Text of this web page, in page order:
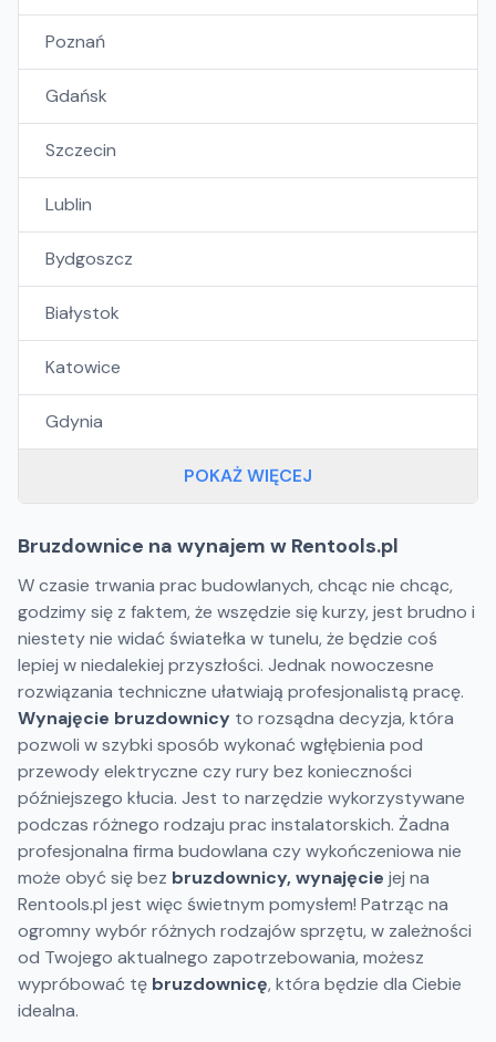
Poznań
Gdańsk
Szczecin
Lublin
Bydgoszcz
Białystok
Katowice
Gdynia
POKAŻ WIĘCEJ
Bruzdownice na wynajem w Rentools.pl
W czasie trwania prac budowlanych, chcąc nie chcąc,
godzimy się z faktem, że wszędzie się kurzy, jest brudno i
niestety nie widać światełka w tunelu, że będzie coś
lepiej w niedalekiej przyszłości. Jednak nowoczesne
rozwiązania techniczne ułatwiają profesjonalistą pracę.
Wynajęcie bruzdownicy to rozsądna decyzja, która
pozwoli w szybki sposób wykonać wgłębienia pod
przewody elektryczne czy rury bez konieczności
późniejszego kłucia. Jest to narzędzie wykorzystywane
podczas różnego rodzaju prac instalatorskich. Żadna
profesjonalna firma budowlana czy wykończeniowa nie
może obyć się bez bruzdownicy, wynajęcie jej na
Rentools.pl jest więc świetnym pomysłem! Patrząc na
ogromny wybór różnych rodzajów sprzętu, w zależności
od Twojego aktualnego zapotrzebowania, możesz
wypróbować tę bruzdownicę, która będzie dla Ciebie
idealna.